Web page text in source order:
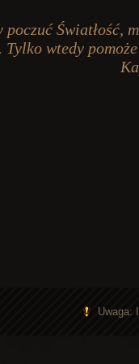
poczuć Światłość,
Tylko wtedy
Uwaga: